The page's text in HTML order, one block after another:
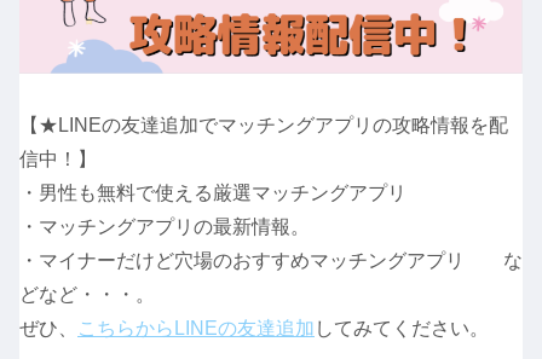
【★LINEの友達追加でマッチングアプリの攻略情報を配
信中！】
・男性も無料で使える厳選マッチングアプリ
・マッチングアプリの最新情報。
・マイナーだけど穴場のおすすめマッチングアプリ な
どなど・・・。
ぜひ、
こちらからLINEの友達追加 してみてください。